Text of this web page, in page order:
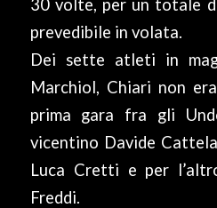
30 volte, per un totale
prevedibile in volata.
Dei sette atleti in
Marchiol, Chiari non
prima gara fra gli
vicentino Davide
Luca Cretti e per
Freddi.